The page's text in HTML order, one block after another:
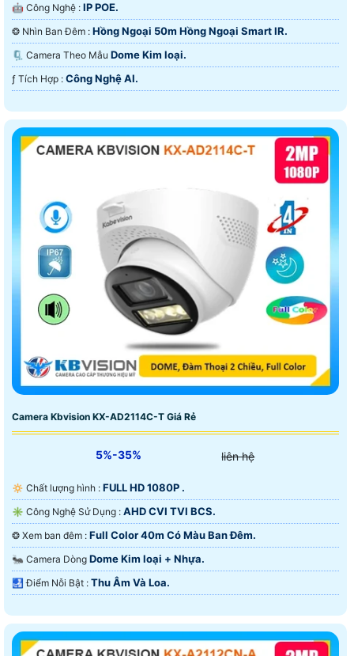
🤖️ Công Nghệ : IP POE.
❂ Nhìn Ban Đêm : Hồng Ngoại 50m Hồng Ngoại Smart IR.
🗜️ Camera Theo Mẫu Dome Kim loại.
️ƒ Tích Hợp : Công Nghệ AI.
Camera Kbvision KX-AD2114C-T Giá Rẻ
5%-35% liên hệ
🔅 Chất lượng hình : FULL HD 1080P .
✳️ Công Nghệ Sử Dụng : AHD CVI TVI BCS.
❂ Xem ban đêm : Full Color 40m Có Màu Ban Ðêm.
🐜 Camera Dòng Dome Kim loại + Nhựa.
️🛃 Điểm Nỗi Bật : Thu Âm Và Loa.